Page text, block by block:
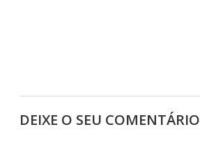
DEIXE O SEU COMENTÁRIO